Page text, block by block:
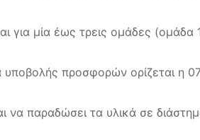
για μία έως τρεις ομάδες
υποβολής προσφορών ορίζεται η
να παραδώσει τα υλικά σε